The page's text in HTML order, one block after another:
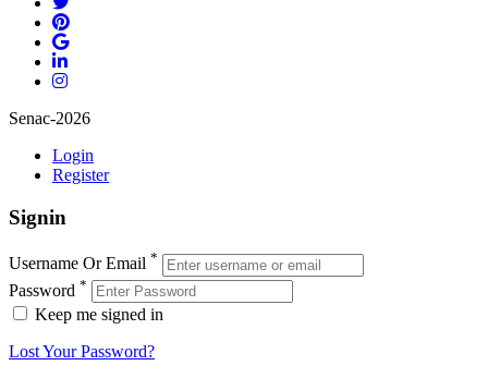
Senac-2026
Login
Register
Signin
Username Or Email *
Password *
Keep me signed in
Lost Your Password?